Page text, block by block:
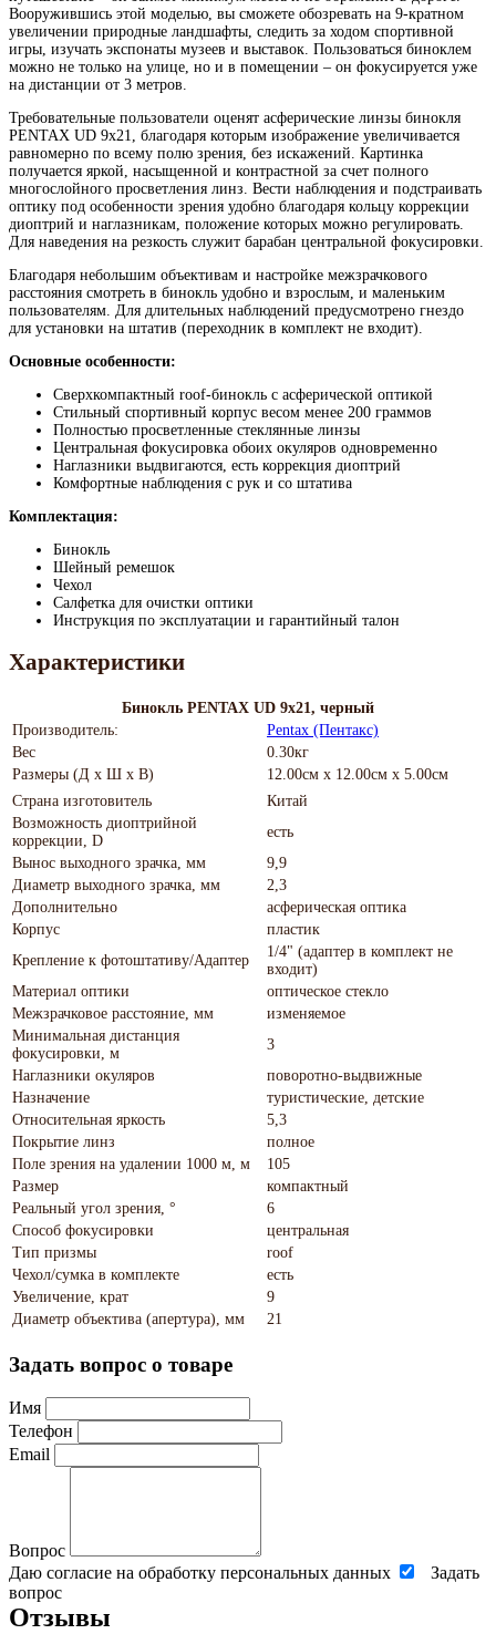
Вооружившись этой моделью, вы сможете обозревать на 9-кратном
увеличении природные ландшафты, следить за ходом спортивной
игры, изучать экспонаты музеев и выставок. Пользоваться биноклем
можно не только на улице, но и в помещении – он фокусируется уже
на дистанции от 3 метров.
Требовательные пользователи оценят асферические линзы бинокля
PENTAX UD 9x21, благодаря которым изображение увеличивается
равномерно по всему полю зрения, без искажений. Картинка
получается яркой, насыщенной и контрастной за счет полного
многослойного просветления линз. Вести наблюдения и подстраивать
оптику под особенности зрения удобно благодаря кольцу коррекции
диоптрий и наглазникам, положение которых можно регулировать.
Для наведения на резкость служит барабан центральной фокусировки.
Благодаря небольшим объективам и настройке межзрачкового
расстояния смотреть в бинокль удобно и взрослым, и маленьким
пользователям. Для длительных наблюдений предусмотрено гнездо
для установки на штатив (переходник в комплект не входит).
Основные особенности:
Сверхкомпактный roof-бинокль с асферической оптикой
Стильный спортивный корпус весом менее 200 граммов
Полностью просветленные стеклянные линзы
Центральная фокусировка обоих окуляров одновременно
Наглазники выдвигаются, есть коррекция диоптрий
Комфортные наблюдения с рук и со штатива
Комплектация:
Бинокль
Шейный ремешок
Чехол
Салфетка для очистки оптики
Инструкция по эксплуатации и гарантийный талон
Характеристики
Бинокль PENTAX UD 9x21, черный
Производитель:
Pentax (Пентакс)
Вес
0.30кг
Размеры (Д х Ш х В)
12.00см x 12.00см x 5.00см
Страна изготовитель
Китай
Возможность диоптрийной
коррекции, D
есть
Вынос выходного зрачка, мм
9,9
Диаметр выходного зрачка, мм
2,3
Дополнительно
асферическая оптика
Корпус
пластик
Крепление к фотоштативу/Адаптер
1/4" (адаптер в комплект не
входит)
Материал оптики
оптическое стекло
Межзрачковое расстояние, мм
изменяемое
Минимальная дистанция
фокусировки, м
3
Наглазники окуляров
поворотно-выдвижные
Назначение
туристические, детские
Относительная яркость
5,3
Покрытие линз
полное
Поле зрения на удалении 1000 м, м
105
Размер
компактный
Реальный угол зрения, °
6
Способ фокусировки
центральная
Тип призмы
roof
Чехол/сумка в комплекте
есть
Увеличение, крат
9
Диаметр объектива (апертура), мм
21
Задать вопрос о товаре
Имя
Телефон
Email
Вопрос
Даю согласие на обработку персональных данных
Задать
вопрос
Отзывы